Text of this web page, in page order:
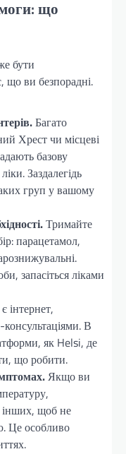
що
бути
що ви безпорадні.
Багато
Хрест чи місцеві
базову
Заздалегідь
груп у вашому
Тримайте
парацетамол,
запасіться ліками
інтернет,
В
як Helsi, де
що робити.
Якщо ви
інших, щоб не
Це особливо